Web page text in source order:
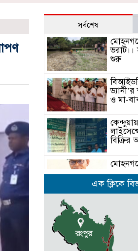
সর্বশেষ
ভরাট।।
শুরু
ও মা-
বিক্রির
এডহক
আলম
আবশ্যক
এক ক্লিকে